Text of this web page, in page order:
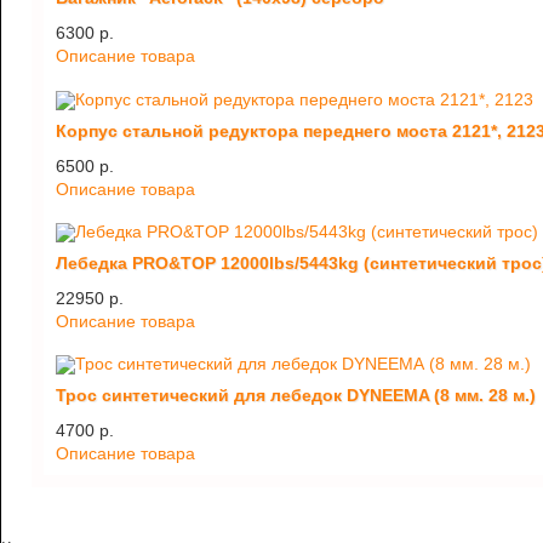
6300 p.
Описание товара
Корпус стальной редуктора переднего моста 2121*,
6500 p.
Описание товара
Лебедка PRO&TOP 12000lbs/5443kg (синтетический
22950 p.
Описание товара
Трос синтетический для лебедок DYNEEMA (8 мм. 28 м.)
4700 p.
Описание товара